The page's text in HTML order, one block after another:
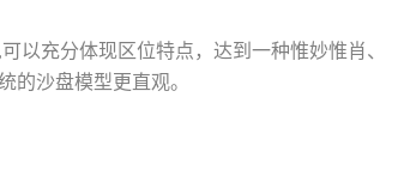
以充分体现区位特点，达到一种惟妙惟肖、
的沙盘模型更直观。